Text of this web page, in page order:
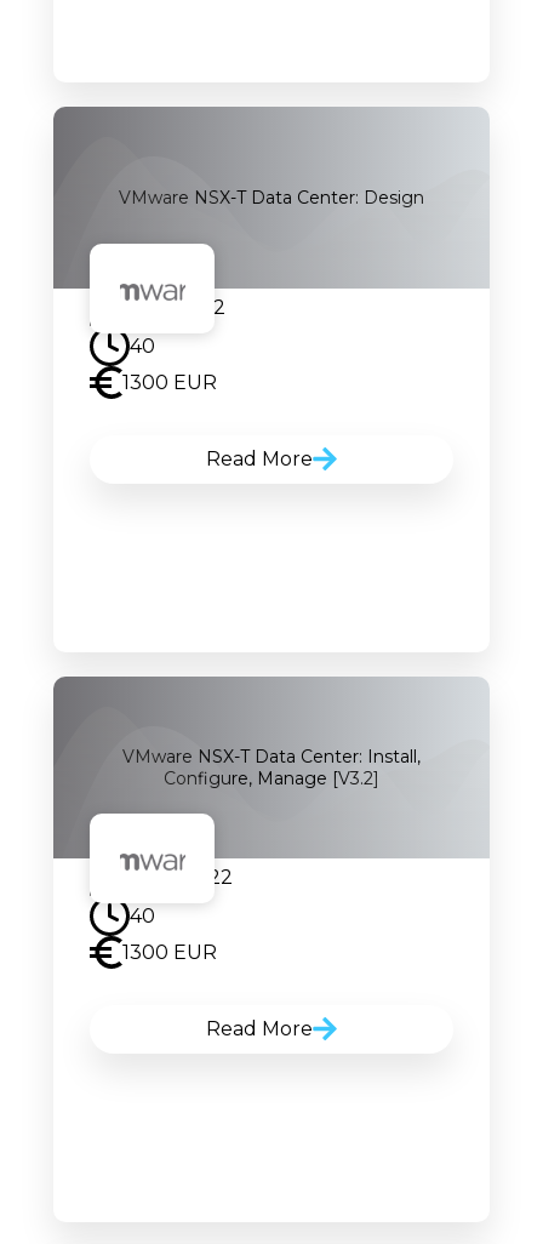
VMware NSX-T Data Center: Design
15.04.2022
40
1300 EUR
Read More
VMware NSX-T Data Center: Install,
Configure, Manage [V3.2]
28.04.2022
40
1300 EUR
Read More